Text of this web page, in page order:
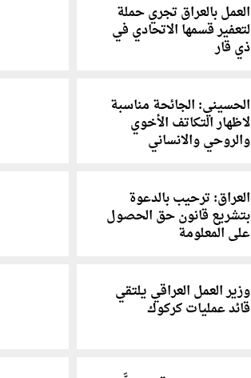
العمل بالعراق تجري حملة
لتعفير قسمها الاتحادي في
ذي قار
الحسيني: الجائحة مناسبة
لاظهار التكاتف الأخوي
والروحي والانساني
العراق: ترحيب بالدعوة
بتشريع قانون حق الحصول
على المعلومة
وزير العمل العراقي يلتقي
قائد عمليات كركوك